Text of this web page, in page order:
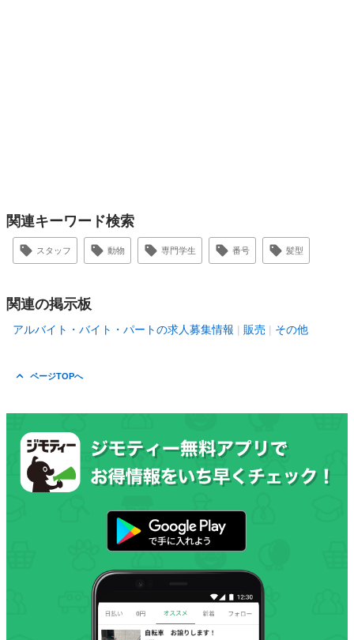
関連キーワード検索
スタッフ 動物 専門学生 番号 髪型
関連の掲示板
アルバイト・バイト・パートの求人募集情報 販売 その他
ページTOPへ